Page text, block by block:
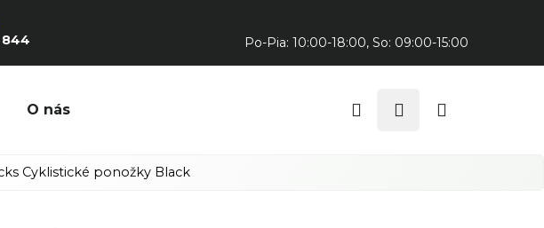
844
Po-Pia: 10:00-18:00, So: 09:00-15:00
O nás Hľadať Prihlásenie
Cyklistické ponožky Black